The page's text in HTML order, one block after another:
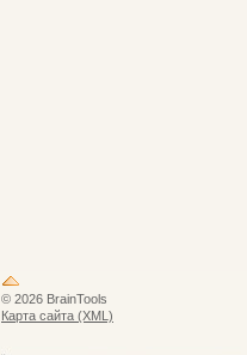
© 2026 BrainTools
Карта сайта (XML)